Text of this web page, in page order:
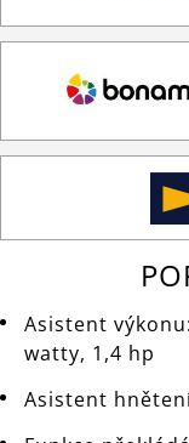
Asistent
watty, 1,4 hp
Asistent